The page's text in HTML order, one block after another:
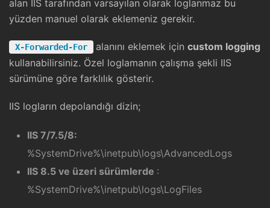
alan IIS tarafından varsayılan olarak loglanmaz bu
yüzden manuel olarak eklemeniz gerekir.
X-Forwarded-For alanını eklemek için custom logging
kullanabilirsiniz. Özel loglamanın çalışma şekli IIS
sürümüne göre farklılık gösterir.
IIS logların depolandığı dizin;
IIS 7/7.5/8:
%SystemDrive%\inetpub\logs\AdvancedLogs
IIS 8.5 ve üzeri sürümlerde :
%SystemDrive%\inetpub\logs\LogFiles